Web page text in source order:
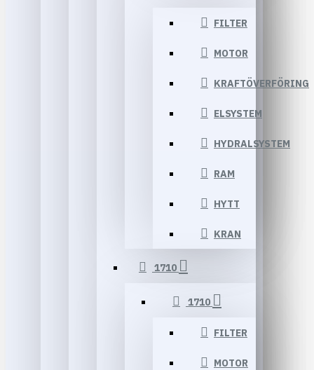
FILTER
MOTOR
KRAFTÖVERFÖRING
ELSYSTEM
HYDRALSYSTEM
RAM
HYTT
KRAN
1710
1710
FILTER
MOTOR